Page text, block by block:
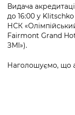
Гендерна
Безбар'єрність
Київська
Портал послуг
Міський
Важливе під
Публічні
Видача
до 16:00 у
НСК
Fairmont Grand
ЗМІ»).
Наголошуємо, що